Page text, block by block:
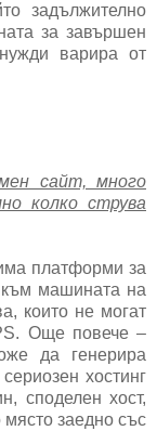
задължително
за завършен
варира от
сайт, много
колко струва
платформи за
към машината на
които не могат
Още повече –
да генерира
хостинг
споделен хост,
заедно със